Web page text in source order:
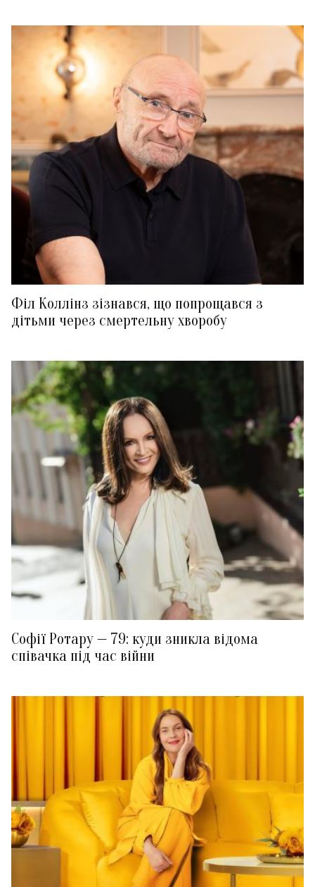
Філ Коллінз зізнався, що попрощався з
дітьми через смертельну хворобу
Софії Ротару — 79: куди зникла відома
співачка під час війни